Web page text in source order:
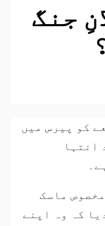
جنگ
کو پیرس میں
انتہا
ماسک
کہ وہ اپنے